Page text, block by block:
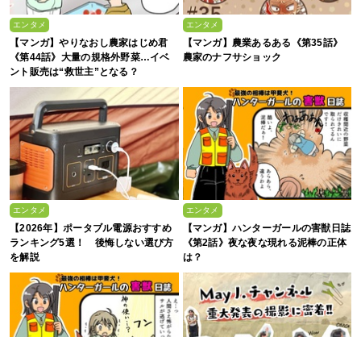
エンタメ
【マンガ】やりなおし農家はじめ君
《第44話》大量の規格外野菜…イベ
ント販売は“救世主”となる？
エンタメ
【マンガ】農業あるある《第35話》
農家のナフサショック
エンタメ
【2026年】ポータブル電源おすすめ
ランキング5選！ 後悔しない選び方
を解説
エンタメ
【マンガ】ハンターガールの害獣日誌
《第2話》夜な夜な現れる泥棒の正体
は？